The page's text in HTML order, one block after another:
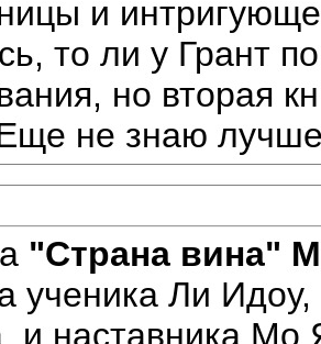
и
то ли у Грант
но вторая
не знаю
"Страна вина"
ученика Ли
и наставника Мо